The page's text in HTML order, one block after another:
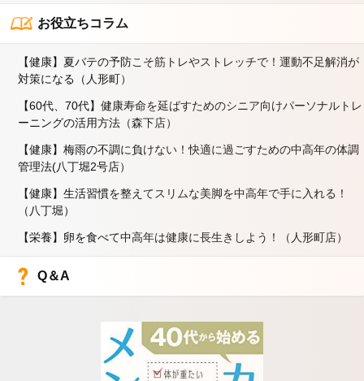
お役立ちコラム
【健康】夏バテの予防こそ筋トレやストレッチで！運動不足解消が
対策になる（人形町）
【60代、70代】健康寿命を延ばすためのシニア向けパーソナルトレ
ーニングの活用方法（森下店）
【健康】梅雨の不調に負けない！快適に過ごすための中高年の体調
管理法(八丁堀2号店）
【健康】生活習慣を整えてスリムな美脚を中高年で手に入れる！
（八丁堀）
【栄養】卵を食べて中高年は健康に長生きしよう！（人形町店）
Q＆A